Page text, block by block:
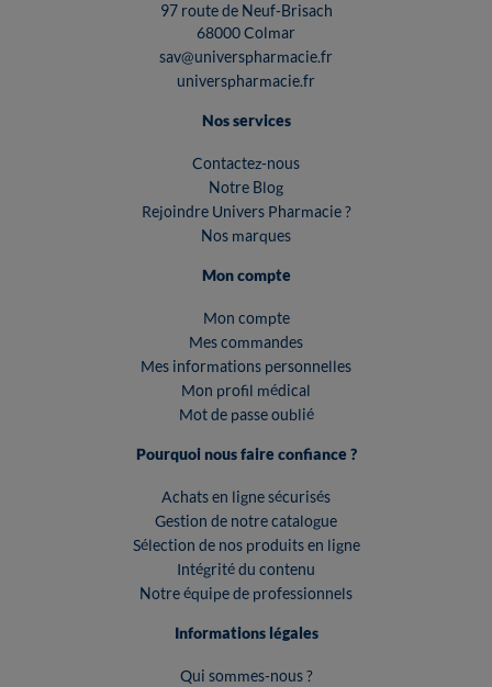
97 route de Neuf-Brisach
68000 Colmar
sav@universpharmacie.fr
universpharmacie.fr
Nos services
Contactez-nous
Notre Blog
Rejoindre Univers Pharmacie ?
Nos marques
Mon compte
Mon compte
Mes commandes
Mes informations personnelles
Mon profil médical
Mot de passe oublié
Pourquoi nous faire confiance ?
Achats en ligne sécurisés
Gestion de notre catalogue
Sélection de nos produits en ligne
Intégrité du contenu
Notre équipe de professionnels
Informations légales
Qui sommes-nous ?